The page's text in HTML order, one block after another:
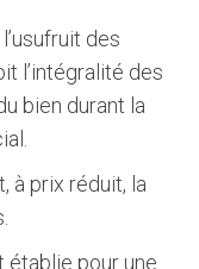
des
l’intégralité des
bien durant la
à prix réduit, la
établie pour une